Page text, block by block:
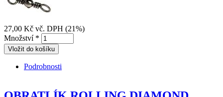
27,00 Kč vč. DPH (21%)
Množství *
Podrobnosti